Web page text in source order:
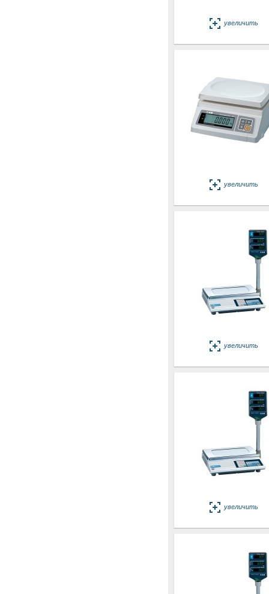
увеличить
увеличить
увеличить
увеличить